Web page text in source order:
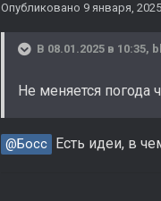
Опубликовано 9 января, 2025
В 08.01.2025 в 10:35,
Не меняется погода
@Босс Есть идеи, в